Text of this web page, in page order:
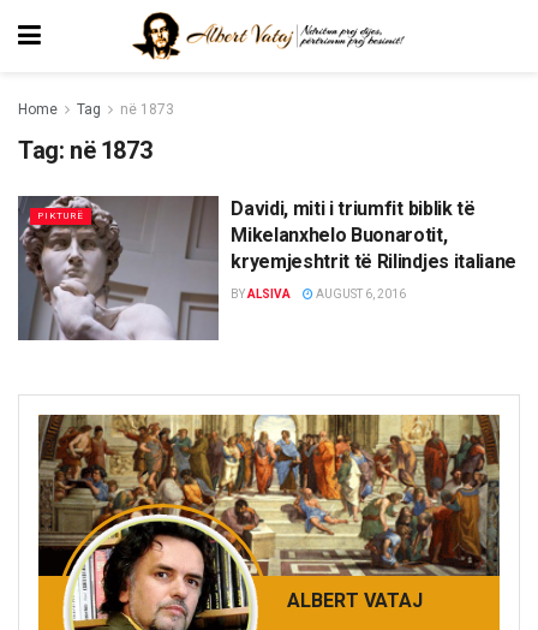
Home Tag në 1873
Tag: në 1873
PIKTURË
Davidi, miti i triumfit biblik të
Mikelanxhelo Buonarotit,
kryemjeshtrit të Rilindjes italiane
BYALSIVA AUGUST 6, 2016
ALBERT VATAJ